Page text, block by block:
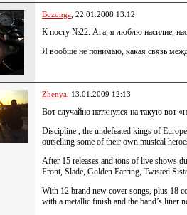
Bozonga , 22.01.2008 13:12
К посту №22. Ага, я люблю насилие,
Я вообще не понимаю, какая связь
Zhenya , 13.01.2009 12:13
Вот случайно наткнулся на такую вот
Discipline , the undefeated kings of
outselling some of their own musical
After 15 releases and tons of live shows
Front, Slade, Golden Earring, Twisted
With 12 brand new cover songs, plus 18
with a metallic finish and the band’s liner